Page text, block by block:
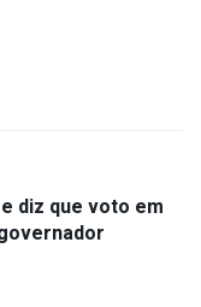
diz que voto em